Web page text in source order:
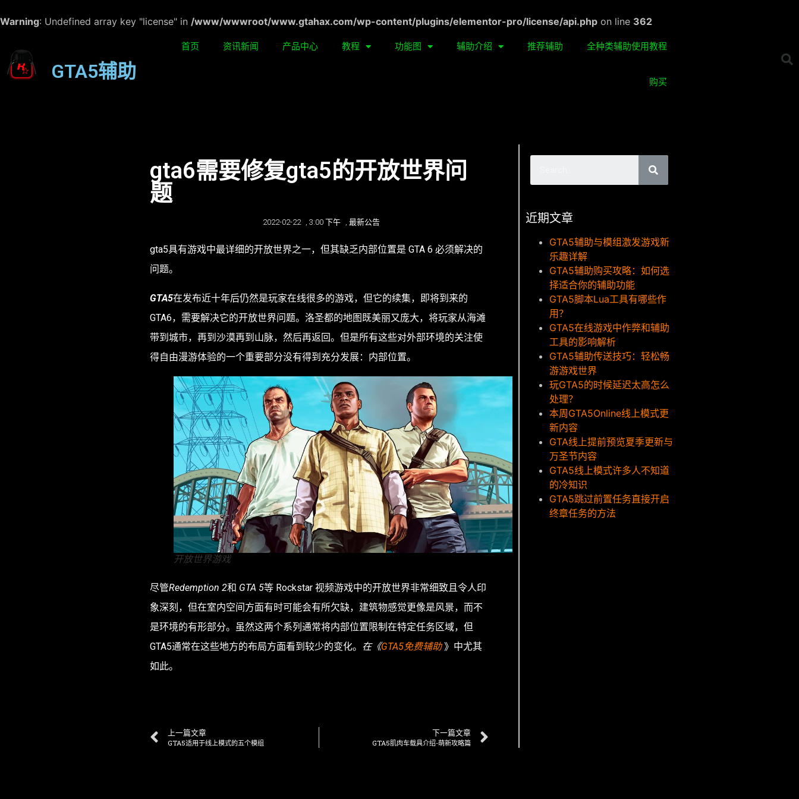
Warning: Undefined array key "license" in /www/wwwroot/www.gtahax.com/wp-content/plugins/elementor-pro/license/api.php on line 362
GTA5辅助
首页 资讯新闻 产品中心 教程 功能图 辅助介绍 推荐辅助 全种类辅助使用教程
购买
gta6需要修复gta5的开放世界问
题
2022-02-22 , 3:00 下午 , 最新公告
gta5具有游戏中最详细的开放世界之一，但其缺乏内部位置是 GTA 6 必须解决的
问题。
GTA5在发布近十年后仍然是玩家在线很多的游戏，但它的续集，即将到来的
GTA6，需要解决它的开放世界问题。洛圣都的地图既美丽又庞大，将玩家从海滩
带到城市，再到沙漠再到山脉，然后再返回。但是所有这些对外部环境的关注使
得自由漫游体验的一个重要部分没有得到充分发展：内部位置。
开放世界游戏
尽管Redemption 2和 GTA 5等 Rockstar 视频游戏中的开放世界非常细致且令人印
象深刻，但在室内空间方面有时可能会有所欠缺，建筑物感觉更像是风景，而不
是环境的有形部分。虽然这两个系列通常将内部位置限制在特定任务区域，但
GTA5通常在这些地方的布局方面看到较少的变化。 在《GTA5免费辅助》中尤其
如此。
上一篇文章
GTA5适用于线上模式的五个模组
下一篇文章
GTA5肌肉车载具介绍-萌新攻略篇
近期文章
GTA5辅助与模组激发游戏新
乐趣详解
GTA5辅助购买攻略：如何选
择适合你的辅助功能
GTA5脚本Lua工具有哪些作
用？
GTA5在线游戏中作弊和辅助
工具的影响解析
GTA5辅助传送技巧：轻松畅
游游戏世界
玩GTA5的时候延迟太高怎么
处理？
本周GTA5Online线上模式更
新内容
GTA线上提前预览夏季更新与
万圣节内容
GTA5线上模式许多人不知道
的冷知识
GTA5跳过前置任务直接开启
终章任务的方法